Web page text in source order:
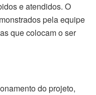
e atendidos. O
pela equipe
que colocam o ser
do projeto,